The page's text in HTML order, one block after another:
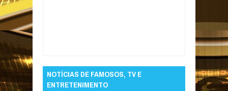
NOTÍCIAS DE FAMOSOS, TV E
ENTRETENIMENTO